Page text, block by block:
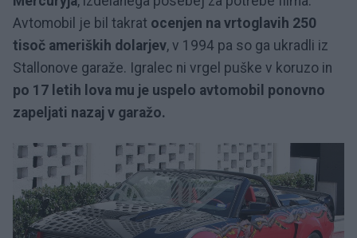
Avtomobil je bil takrat ocenjen na vrtoglavih 250
tisoč ameriških dolarjev, v 1994 pa so ga ukradli iz
Stallonove garaže. Igralec ni vrgel puške v koruzo in
po 17 letih lova mu je uspelo avtomobil ponovno
zapeljati nazaj v garažo.